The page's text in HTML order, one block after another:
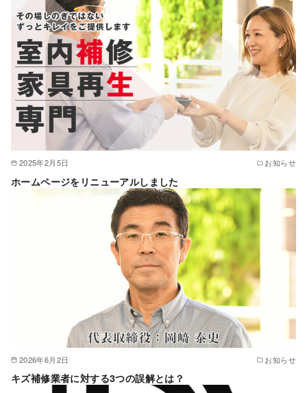
2025年2月5日 お知らせ
ホームページをリニューアルしました
2026年6月2日 お知らせ
キズ補修業者に対する3つの誤解とは？